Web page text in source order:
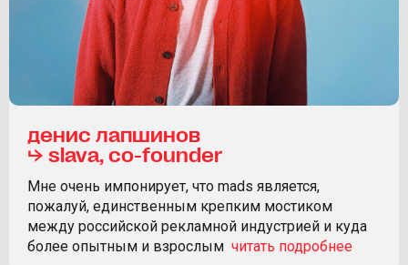
денис лапшинов
⮡ slava, co-founder
Мне очень импонирует, что mads является,
пожалуй, единственным крепким мостиком
между российской рекламной индустрией и куда
более опытным и взрослым